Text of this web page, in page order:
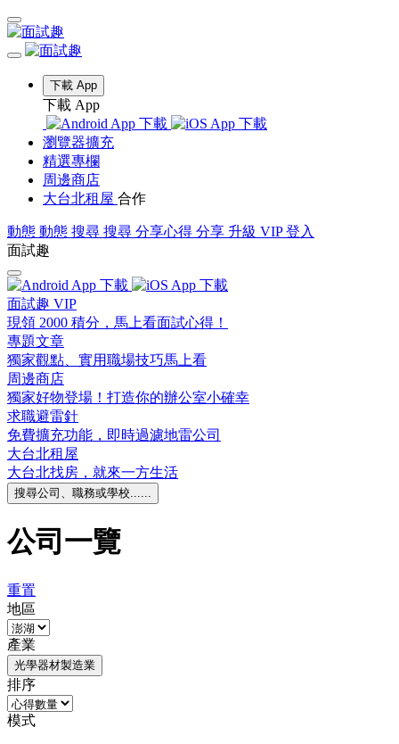
下載 App
下載 App
瀏覽器擴充
精選專欄
周邊商店
大台北租屋 合作
動態 動態 搜尋 搜尋 分享心得 分享 升級 VIP 登入
面試趣
面試趣 VIP
現領 2000 積分，馬上看面試心得！
專題文章
獨家觀點、實用職場技巧馬上看
周邊商店
獨家好物登場！打造你的辦公室小確幸
求職避雷針
免費擴充功能，即時過濾地雷公司
大台北租屋
大台北找房，就來一方生活
搜尋公司、職務或學校......
公司一覽
重置
地區
產業
光學器材製造業
排序
模式